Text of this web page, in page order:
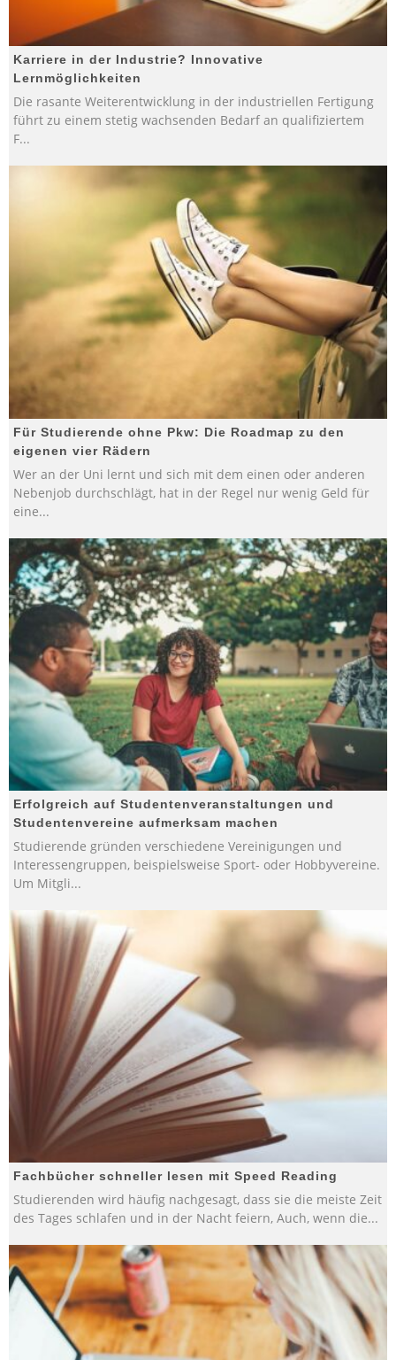
Karriere in der Industrie? Innovative
Lernmöglichkeiten
Die rasante Weiterentwicklung in der industriellen Fertigung
führt zu einem stetig wachsenden Bedarf an qualifiziertem
F...
Für Studierende ohne Pkw: Die Roadmap zu den
eigenen vier Rädern
Wer an der Uni lernt und sich mit dem einen oder anderen
Nebenjob durchschlägt, hat in der Regel nur wenig Geld für
eine...
Erfolgreich auf Studentenveranstaltungen und
Studentenvereine aufmerksam machen
Studierende gründen verschiedene Vereinigungen und
Interessengruppen, beispielsweise Sport- oder Hobbyvereine.
Um Mitgli...
Fachbücher schneller lesen mit Speed Reading
Studierenden wird häufig nachgesagt, dass sie die meiste Zeit
des Tages schlafen und in der Nacht feiern, Auch, wenn die...